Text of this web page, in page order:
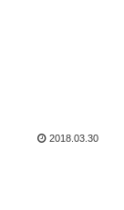
2018.03.30